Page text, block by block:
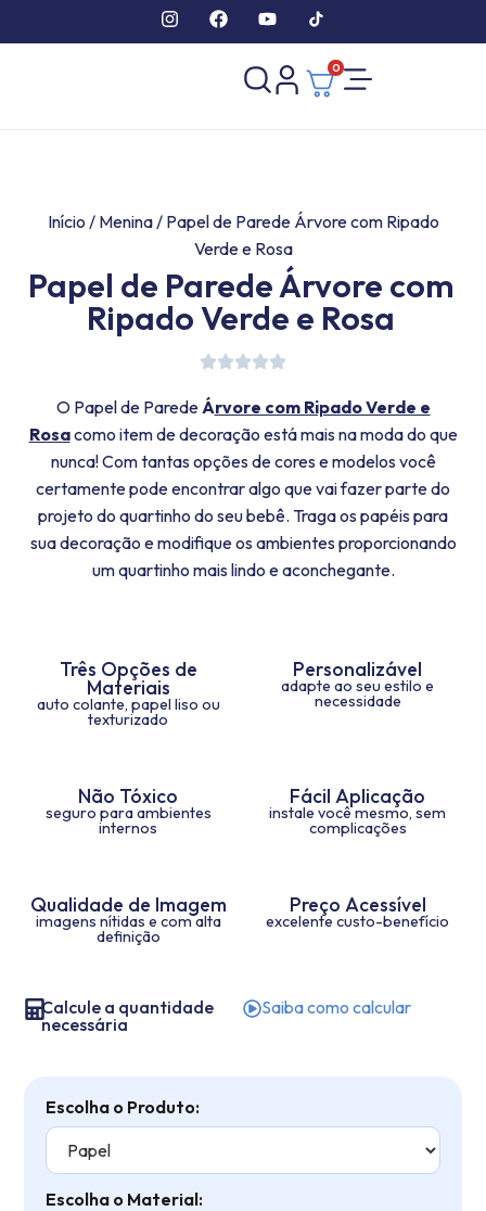
0
Início / Menina/ Papel de Parede Árvore com Ripado
Verde e Rosa
Papel de Parede Árvore com
Ripado Verde e Rosa
O Papel de ParedeÁrvore com Ripado Verde e
Rosacomo item de decoração está mais na moda do que
nunca! Com tantas opções de cores e modelos você
certamente pode encontrar algo que vai fazer parte do
projeto do quartinho do seu bebê. Traga os papéis para
sua decoração e modifique os ambientes proporcionando
um quartinho mais lindo e aconchegante.
Três Opções de
Materiais
auto colante, papel liso ou
texturizado
Personalizável
adapte ao seu estilo e
necessidade
Não Tóxico
seguro para ambientes
internos
Fácil Aplicação
instale você mesmo, sem
complicações
Qualidade de Imagem
imagens nítidas e com alta
definição
Preço Acessível
excelente custo-benefício
Calcule a quantidade
necessária
Saiba como calcular
Escolha o Produto:
Escolha o Material: